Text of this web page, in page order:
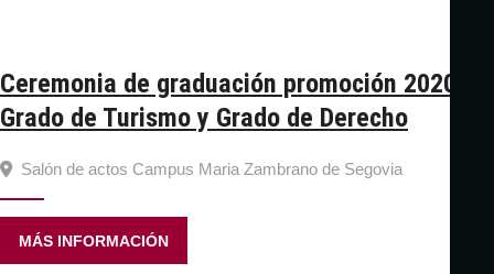
Ceremonia de graduación promoción 2020
Grado de Turismo y Grado de Derecho
Salón de actos Campus Maria Zambrano de Segovia
MÁS INFORMACIÓN